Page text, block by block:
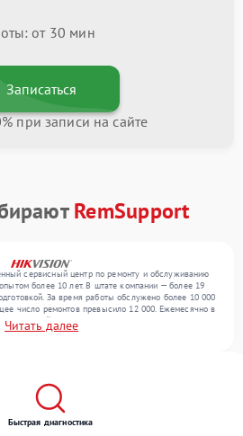
от 30 мин
Записаться
при записи на сайте
RemSupport
сервисный центр по ремонту и обслуживанию
более 10 лет. В штате компании — более 19
За время работы обслужено более 10 000
число ремонтов превысило 12 000. Ежемесячно в
300 устройств, включая , , . Мы работаем с широким
обеспечиваем надежный результат благодаря
Читать далее
Быстрая диагностика